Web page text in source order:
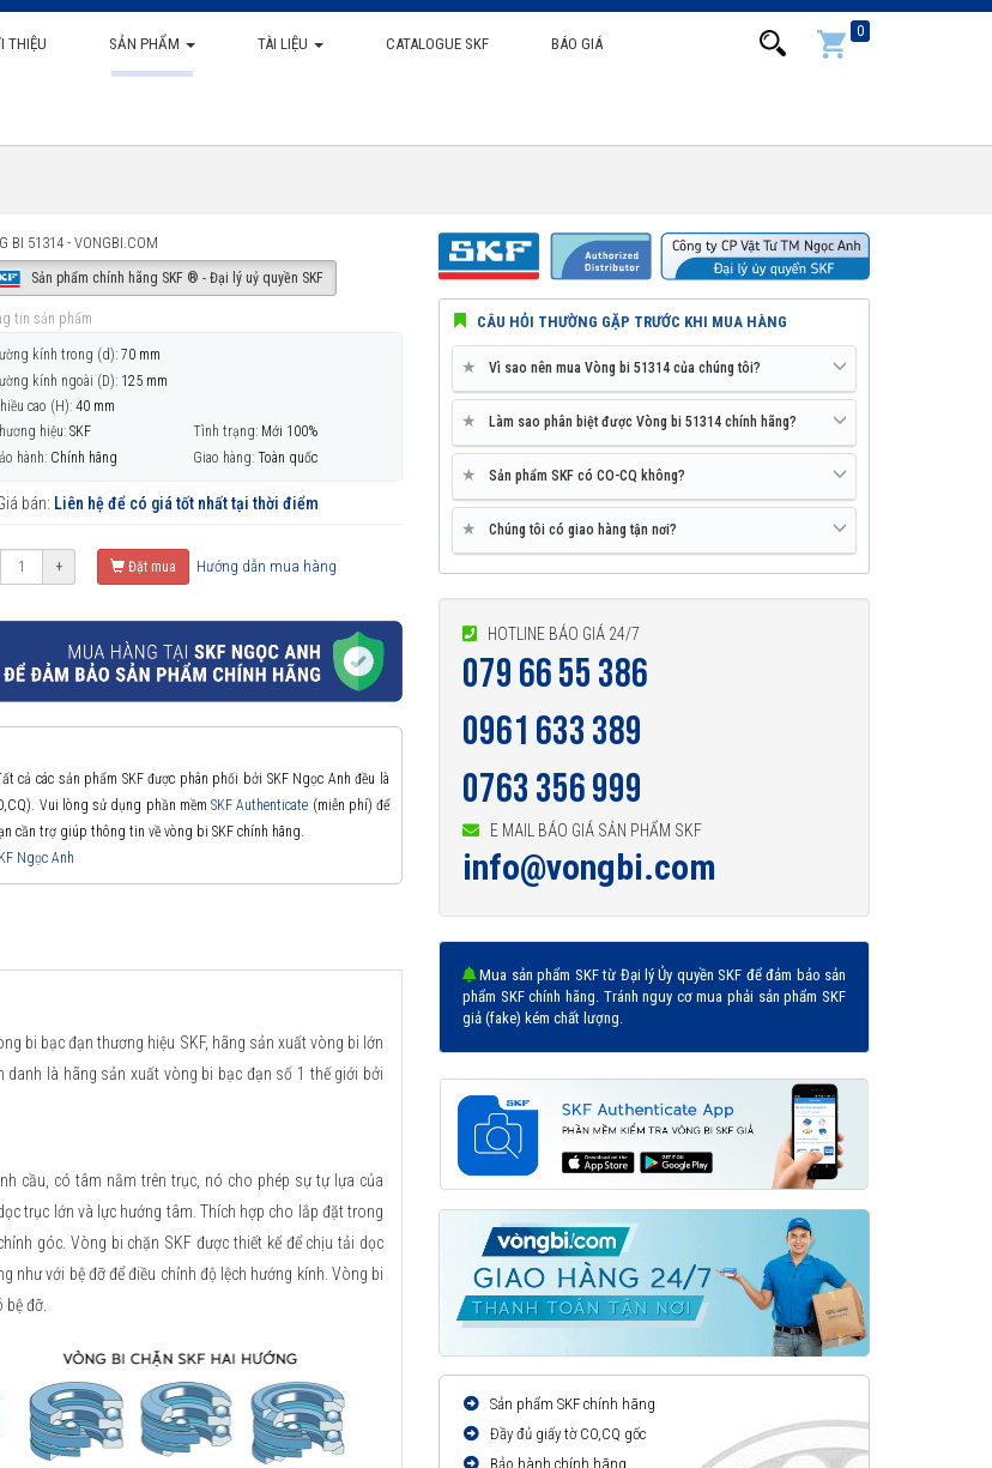
THIỆU SẢN PHẨM TÀI LIỆU CATALOGUE SKF BÁO GIÁ
0
BI 51314 - VONGBI.COM
Sản phẩm chính hãng SKF ® - Đại lý uỷ quyền SKF
tin sản phẩm
kính trong (d): 70 mm
kính ngoài (D): 125 mm
cao (H): 40 mm
hiệu: SKF Tình trạng: Mới 100%
hành: Chính hãng Giao hàng: Toàn quốc
bán: Liên hệ để có giá tốt nhất tại thời điểm
+ Đặt mua Hướng dẫn mua hàng
cả các sản phẩm SKF được phân phối bởi SKF Ngọc Anh đều là
Vui lòng sử dụng phần mềm SKF Authenticate (miễn phí) để
cần trợ giúp thông tin về vòng bi SKF chính hãng.
Ngọc Anh
bi bạc đạn thương hiệu SKF, hãng sản xuất vòng bi lớn
là hãng sản xuất vòng bi bạc đạn số 1 thế giới bởi
cầu, có tâm nằm trên trục, nó cho phép sự tự lựa của
trục lớn và lực hướng tâm. Thích hợp cho lắp đặt trong
góc. Vòng bi chặn SKF được thiết kế để chịu tải dọc
như với bệ đỡ để điều chỉnh độ lệch hướng kính. Vòng bi
bệ đỡ.
CÂU HỎI THƯỜNG GẶP TRƯỚC KHI MUA HÀNG
★ Vì sao nên mua Vòng bi 51314 của chúng tôi?
★ Làm sao phân biệt được Vòng bi 51314 chính hãng?
★ Sản phẩm SKF có CO-CQ không?
★ Chúng tôi có giao hàng tận nơi?
HOTLINE BÁO GIÁ 24/7
079 66 55 386
0961 633 389
0763 356 999
E MAIL BÁO GIÁ SẢN PHẨM SKF
info@vongbi.com
Mua sản phẩm SKF từ Đại lý Ủy quyền SKF để đảm bảo sản
phẩm SKF chính hãng. Tránh nguy cơ mua phải sản phẩm SKF
giả (fake) kém chất lượng.
Sản phẩm SKF chính hãng
Đầy đủ giấy tờ CO,CQ gốc
Bảo hành chính hãng